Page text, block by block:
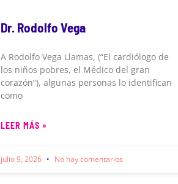
Dr. Rodolfo Vega
A Rodolfo Vega Llamas, (“El cardiólogo de
los niños pobres, el Médico del gran
corazón”), algunas personas lo identifican
como
LEER MÁS »
julio 9, 2026 No hay comentarios